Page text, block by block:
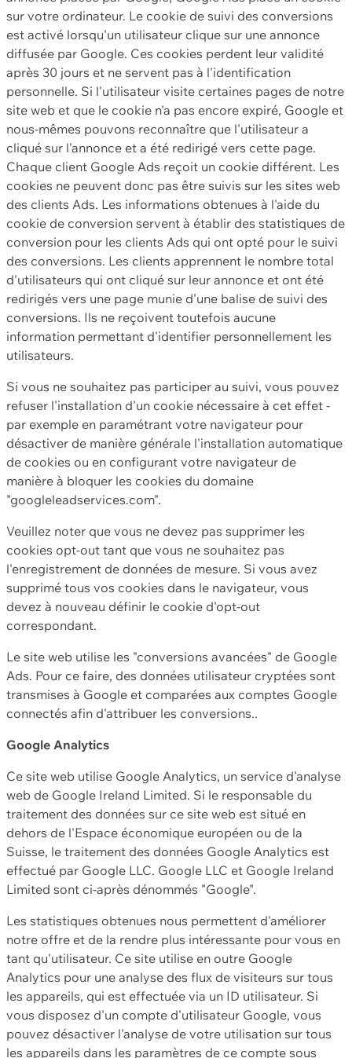
sur votre ordinateur. Le cookie de suivi des conversions
est activé lorsqu'un utilisateur clique sur une annonce
diffusée par Google. Ces cookies perdent leur validité
après 30 jours et ne servent pas à l'identification
personnelle. Si l'utilisateur visite certaines pages de notre
site web et que le cookie n'a pas encore expiré, Google et
nous-mêmes pouvons reconnaître que l'utilisateur a
cliqué sur l'annonce et a été redirigé vers cette page.
Chaque client Google Ads reçoit un cookie différent. Les
cookies ne peuvent donc pas être suivis sur les sites web
des clients Ads. Les informations obtenues à l'aide du
cookie de conversion servent à établir des statistiques de
conversion pour les clients Ads qui ont opté pour le suivi
des conversions. Les clients apprennent le nombre total
d'utilisateurs qui ont cliqué sur leur annonce et ont été
redirigés vers une page munie d'une balise de suivi des
conversions. Ils ne reçoivent toutefois aucune
information permettant d'identifier personnellement les
utilisateurs.
Si vous ne souhaitez pas participer au suivi, vous pouvez
refuser l'installation d'un cookie nécessaire à cet effet -
par exemple en paramétrant votre navigateur pour
désactiver de manière générale l'installation automatique
de cookies ou en configurant votre navigateur de
manière à bloquer les cookies du domaine
"googleleadservices.com".
Veuillez noter que vous ne devez pas supprimer les
cookies opt-out tant que vous ne souhaitez pas
l'enregistrement de données de mesure. Si vous avez
supprimé tous vos cookies dans le navigateur, vous
devez à nouveau définir le cookie d'opt-out
correspondant.
Le site web utilise les "conversions avancées" de Google
Ads. Pour ce faire, des données utilisateur cryptées sont
transmises à Google et comparées aux comptes Google
connectés afin d'attribuer les conversions..
Google Analytics
Ce site web utilise Google Analytics, un service d'analyse
web de Google Ireland Limited. Si le responsable du
traitement des données sur ce site web est situé en
dehors de l'Espace économique européen ou de la
Suisse, le traitement des données Google Analytics est
effectué par Google LLC. Google LLC et Google Ireland
Limited sont ci-après dénommés "Google".
Les statistiques obtenues nous permettent d'améliorer
notre offre et de la rendre plus intéressante pour vous en
tant qu'utilisateur. Ce site utilise en outre Google
Analytics pour une analyse des flux de visiteurs sur tous
les appareils, qui est effectuée via un ID utilisateur. Si
vous disposez d'un compte d'utilisateur Google, vous
pouvez désactiver l'analyse de votre utilisation sur tous
les appareils dans les paramètres de ce compte sous